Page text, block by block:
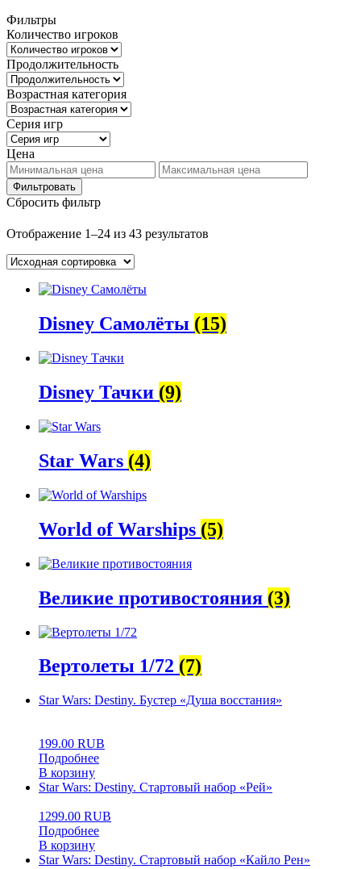
Фильтры
Количество игроков
Продолжительность
Возрастная категория
Серия игр
Цена
Фильтровать
Сбросить фильтр
Отображение 1–24 из 43 результатов
Disney Самолёты (15)
Disney Тачки (9)
Star Wars (4)
World of Warships (5)
Великие противостояния (3)
Вертолеты 1/72 (7)
Star Wars: Destiny. Бустер «Душа восстания»
199.00 RUB
Подробнее
В корзину
Star Wars: Destiny. Стартовый набор «Рей»
1299.00 RUB
Подробнее
В корзину
Star Wars: Destiny. Стартовый набор «Кайло Рен»